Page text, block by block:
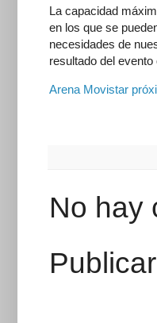
La capacidad
en los que se
necesidades de
resultado del
Arena Movistar
No hay